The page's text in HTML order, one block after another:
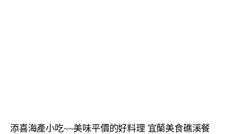
添喜海產小吃~~美味平價的好料理 宜蘭美食礁溪餐